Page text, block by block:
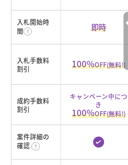
入札開始時
間
即時
入札手数料
割引
100%OFF(無料!)
成約手数料
割引
キャンペーン中につ
き
100%OFF(無料!)
案件詳細の
確認